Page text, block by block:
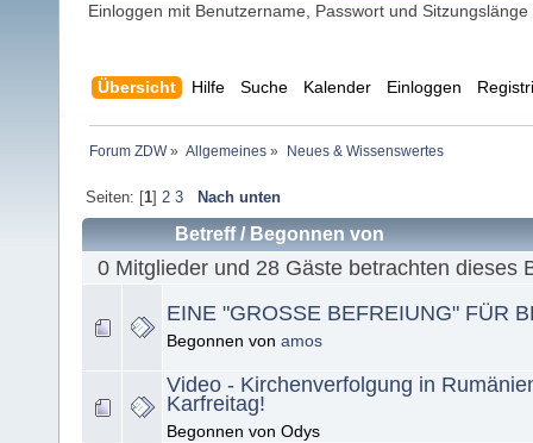
Einloggen mit Benutzername, Passwort und Sitzungslänge
Übersicht Hilfe Suche Kalender Einloggen
Forum ZDW» Allgemeines » Neues & Wissenswertes
Seiten: [1] 2 3 Nach unten
Betreff/ Begonnen von
0 Mitglieder und 28 Gäste betrachten dieses
EINE "GROSSE BEFREIUNG" FÜR
Begonnen von amos
Video - Kirchenverfolgung in
Karfreitag!
Begonnen von Odys